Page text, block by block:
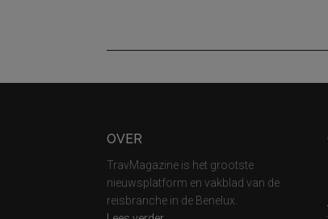
OVER
TravMagazine is het grootste
nieuwsplatform en vakblad van de
reisbranche in de Benelux.